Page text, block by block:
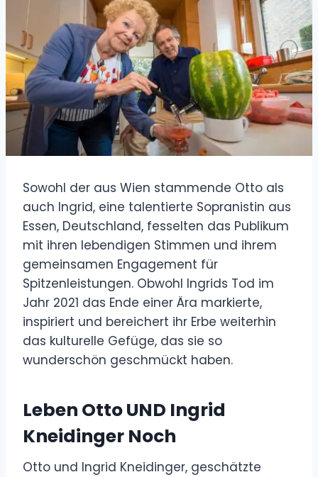
Sowohl der aus Wien stammende Otto als
auch Ingrid, eine talentierte Sopranistin aus
Essen, Deutschland, fesselten das Publikum
mit ihren lebendigen Stimmen und ihrem
gemeinsamen Engagement für
Spitzenleistungen. Obwohl Ingrids Tod im
Jahr 2021 das Ende einer Ära markierte,
inspiriert und bereichert ihr Erbe weiterhin
das kulturelle Gefüge, das sie so
wunderschön geschmückt haben.
Leben Otto UND Ingrid
Kneidinger Noch
Otto und Ingrid Kneidinger, geschätzte